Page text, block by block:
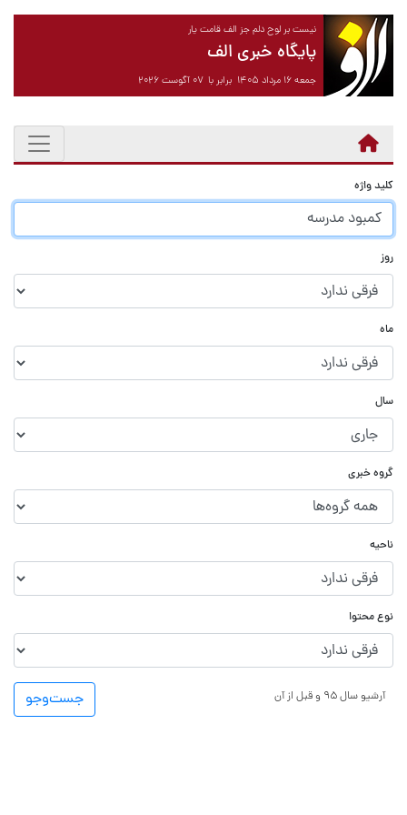
نیست بر لوح دلم جز الف قامت یار
پایگاه خبری الف
جمعه ۱۶ مرداد ۱۴۰۵ برابر با ۰۷ آگوست ۲۰۲۶
کلید واژه
روز
ماه
سال
گروه خبری
ناحیه
نوع محتوا
جست‌و‌جو آرشیو سال ۹۵ و قبل از آن